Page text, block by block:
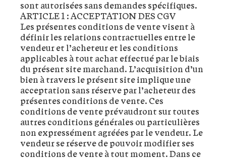
sont autorisées sans demandes spécifiques.
ARTICLE 1 : ACCEPTATION DES CGV
Les présentes conditions de vente visent à
définir les relations contractuelles entre le
vendeur et l’acheteur et les conditions
applicables à tout achat effectué par le biais
du présent site marchand. L’acquisition d’un
bien à travers le présent site implique une
acceptation sans réserve par l’acheteur des
présentes conditions de vente. Ces
conditions de vente prévaudront sur toutes
autres conditions générales ou particulières
non expressément agréées par le vendeur. Le
vendeur se réserve de pouvoir modifier ses
conditions de vente à tout moment. Dans ce